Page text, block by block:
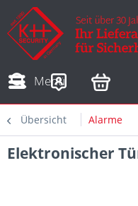
Menü
Adressen
Übersicht Alarme
Elektronischer